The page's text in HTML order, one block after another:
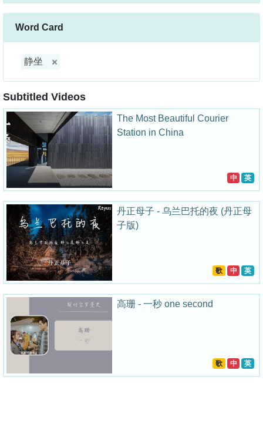
Word Card
静坐
Subtitled Videos
The Most Beautiful Courier
Station in China
中 英
丹正母子 - 乌兰巴托的夜 (丹正母
子版)
歌 中 英
高珊 - 一秒 one second
歌 中 英